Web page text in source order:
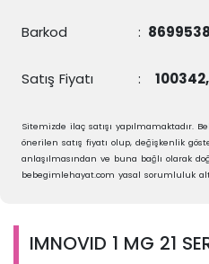
Barkod :
Satış Fiyatı :
Sitemizde ilaç satışı yapılmamaktadır.
önerilen satış fiyatı olup, değişkenlik
anlaşılmasından ve buna bağlı olarak
bebegimlehayat.com yasal sorumluluk
IMNOVID 1 MG 21